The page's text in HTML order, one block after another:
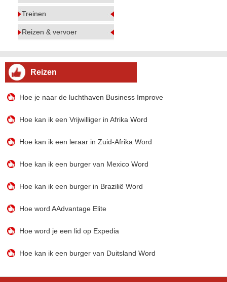
Treinen
Reizen & vervoer
Reizen
Hoe je naar de luchthaven Business Improve
Hoe kan ik een Vrijwilliger in Afrika Word
Hoe kan ik een leraar in Zuid-Afrika Word
Hoe kan ik een burger van Mexico Word
Hoe kan ik een burger in Brazilië Word
Hoe word AAdvantage Elite
Hoe word je een lid op Expedia
Hoe kan ik een burger van Duitsland Word